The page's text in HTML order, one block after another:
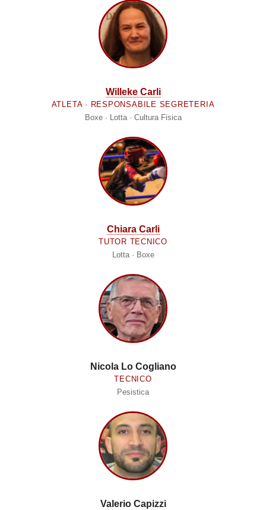
Willeke Carli
ATLETA · RESPONSABILE SEGRETERIA
Boxe · Lotta · Cultura Fisica
Chiara Carli
TUTOR TECNICO
Lotta · Boxe
Nicola Lo Cogliano
TECNICO
Pesistica
Valerio Capizzi